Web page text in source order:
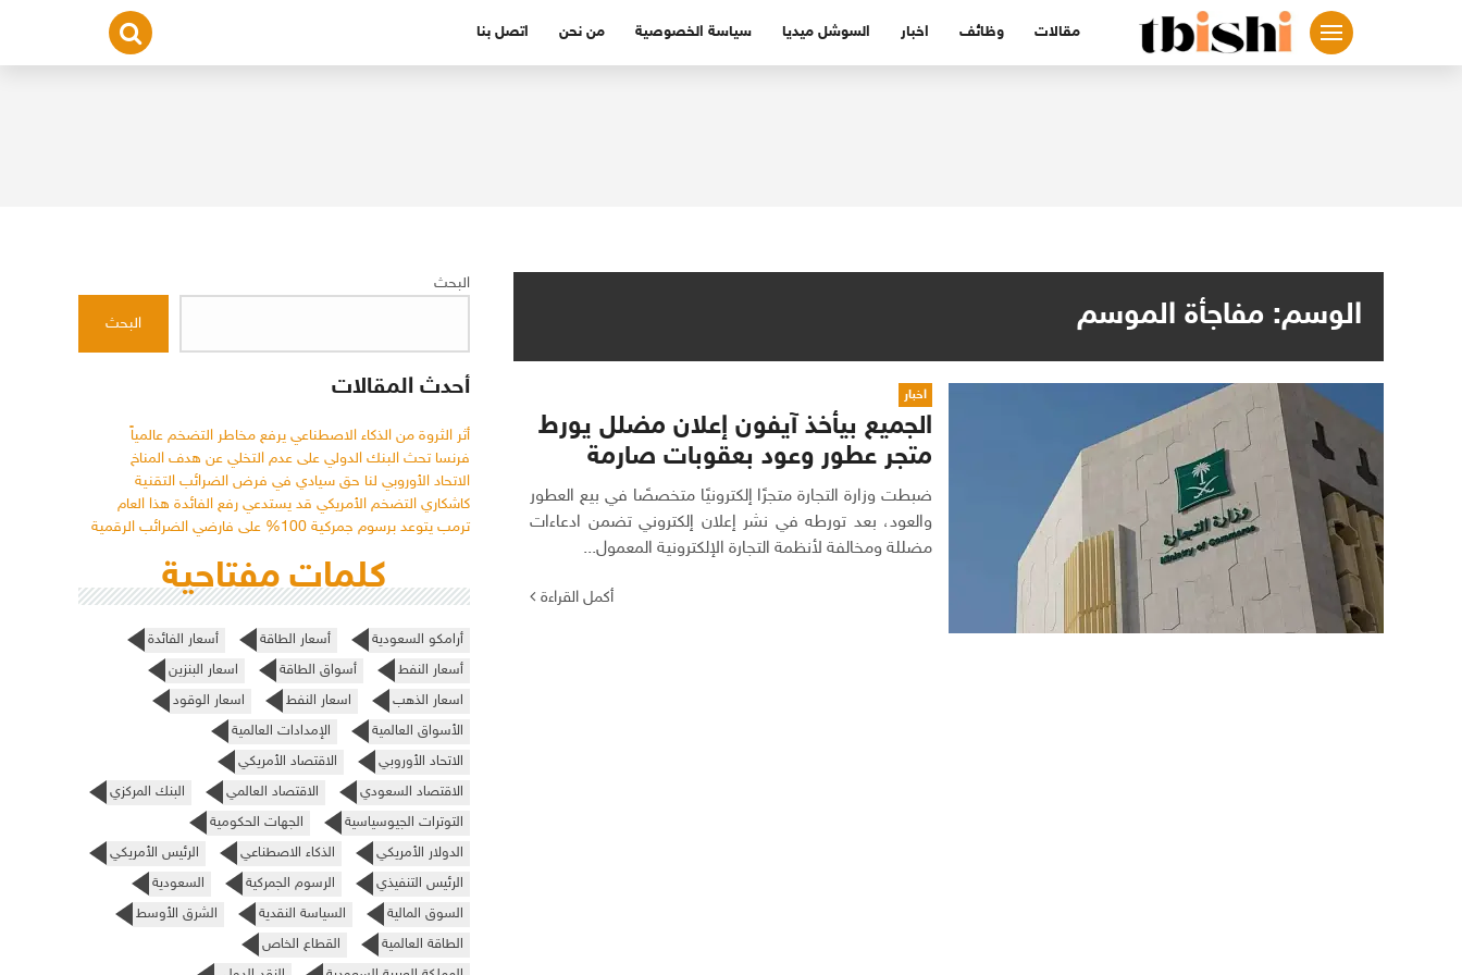
مقالات وظائف اخبار السوشل ميديا سياسة الخصوصية من نحن اتصل بنا
الوسم: مفاجأة الموسم
اخبار
الجميع بيأخذ آيفون إعلان مضلل يورط
متجر عطور وعود بعقوبات صارمة
ضبطت وزارة التجارة متجرًا إلكترونيًا متخصصًا في بيع العطور
والعود، بعد تورطه في نشر إعلان إلكتروني تضمن ادعاءات
مضللة ومخالفة لأنظمة التجارة الإلكترونية المعمول...
أكمل القراءة
البحث
البحث
أحدث المقالات
أثر الثروة من الذكاء الاصطناعي يرفع مخاطر التضخم عالمياً
فرنسا تحث البنك الدولي على عدم التخلي عن هدف المناخ
الاتحاد الأوروبي لنا حق سيادي في فرض الضرائب التقنية
كاشكاري التضخم الأمريكي قد يستدعي رفع الفائدة هذا العام
ترمب يتوعد برسوم جمركية 100% على فارضي الضرائب الرقمية
كلمات مفتاحية
أرامكو السعودية أسعار الطاقة
أسعار الفائدة
أسعار النفط
أسواق الطاقة
اسعار البنزين
اسعار الذهب
اسعار النفط
اسعار الوقود
الأسواق العالمية
الإمدادات العالمية
الاتحاد الأوروبي
الاقتصاد الأمريكي
الاقتصاد السعودي
الاقتصاد العالمي
البنك المركزي
التوترات الجيوسياسية
الجهات الحكومية
الدولار الأمريكي
الذكاء الاصطناعي
الرئيس الأمريكي
الرئيس التنفيذي
الرسوم الجمركية
السعودية
السوق المالية
السياسة النقدية
الشرق الأوسط
الطاقة العالمية
القطاع الخاص